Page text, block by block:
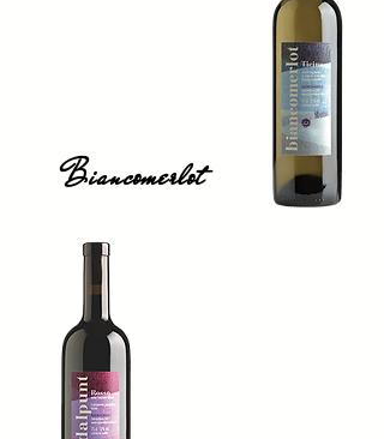
Biancomerlot